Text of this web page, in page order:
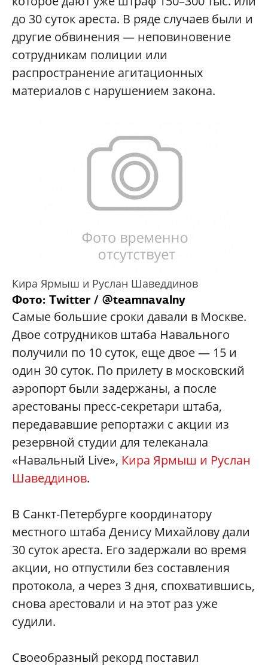
до 30 суток ареста. В ряде случаев были и
другие обвинения — неповиновение
сотрудникам полиции или
распространение агитационных
материалов с нарушением закона.
Кира Ярмыш и Руслан Шаведдинов
Фото: Twitter / @teamnavalny
Самые большие сроки давали в Москве.
Двое сотрудников штаба Навального
получили по 10 суток, еще двое — 15 и
один 30 суток. По прилету в московский
аэропорт были задержаны, а после
арестованы пресс-секретари штаба,
передававшие репортажи с акции из
резервной студии для телеканала
«Навальный Live», Кира Ярмыш и Руслан
Шаведдинов.
В Санкт-Петербурге координатору
местного штаба Денису Михайлову дали
30 суток ареста. Его задержали во время
акции, но отпустили без составления
протокола, а через 3 дня, спохватившись,
снова арестовали и на этот раз уже
судили.
Своеобразный рекорд поставил